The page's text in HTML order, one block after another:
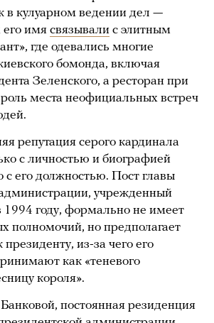
в кулуарном ведении дел —
его имя связывали с элитным
где одевались многие
бомонда, включая
Зеленского, а ресторан при
места неофициальных встреч
репутация серого кардинала
с личностью и биографией
с его должностью. Пост главы
учрежденный
1994 году, формально не имеет
полномочий, но предполагает
из-за чего его
как «теневого
короля».
постоянная резиденция